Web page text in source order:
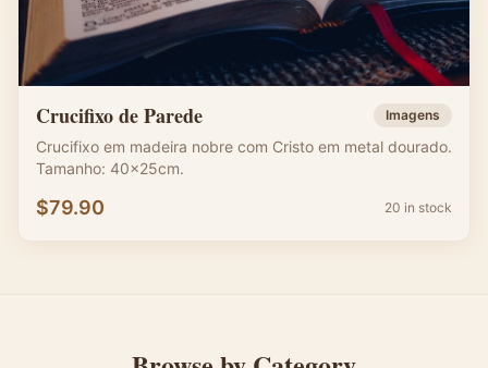
Crucifixo de Parede Imagens
Crucifixo em madeira nobre com Cristo em metal dourado.
Tamanho: 40x25cm.
$79.90 20 in stock